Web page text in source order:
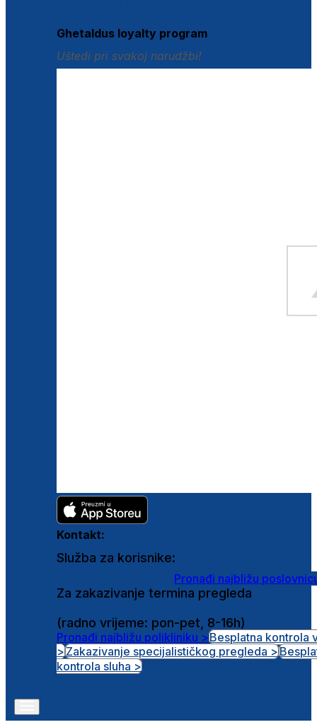
Ghetaldus loyalty program
Uštedi pri svakoj narudžbi!
Kontakt:
Služba za korisnike:
Pronađi najbližu
Za zakazivanje termina pregleda
(radno vrijeme: pon-pet, 8-16h)
Pronađi najbližu polikliniku >Besplatna kontrola
>Zakazivanje specijalističkog pregleda >
kontrola sluha >